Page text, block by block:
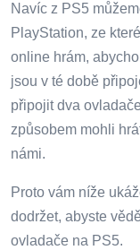
Navíc z PS5
PlayStation, ze
online hrám,
jsou v té době
připojit dva
způsobem mohli
námi.
Proto vám níže
dodržet, abyste
ovladače na PS5.